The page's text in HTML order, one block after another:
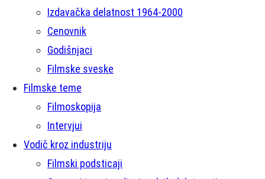
Izdavačka delatnost 1964-2000
Cenovnik
Godišnjaci
Filmske sveske
Filmske teme
Filmoskopija
Intervjui
Vodič kroz industriju
Filmski podsticaji